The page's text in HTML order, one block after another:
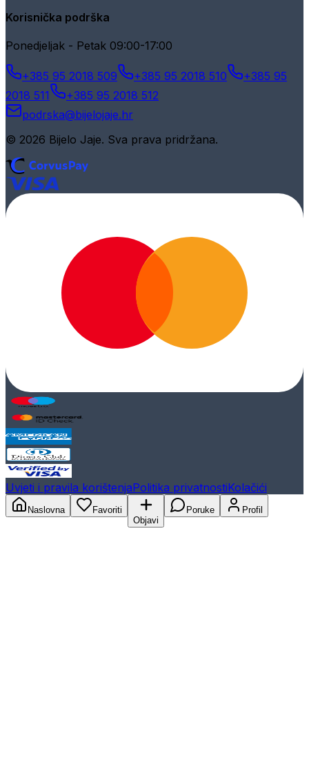
Korisnička podrška
Ponedjeljak - Petak 09:00-17:00
+385 95 2018 509 +385 95 2018 510
+385 95
2018 511
+385 95 2018 512
podrska@bijelojaje.hr
© 2026 Bijelo Jaje. Sva prava pridržana.
Uvjeti i pravila korištenjaPolitika privatnostiKolačići
Naslovna
Favoriti
Objavi
Poruke Profil